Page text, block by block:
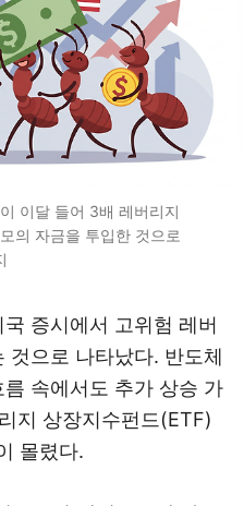
이달 들어 3배 레버리지
의 자금을 투입한 것으로
증시에서 고위험 레버
것으로 나타났다. 반도체
속에서도 추가 상승 가
지 상장지수펀드(ETF)
몰렸다.